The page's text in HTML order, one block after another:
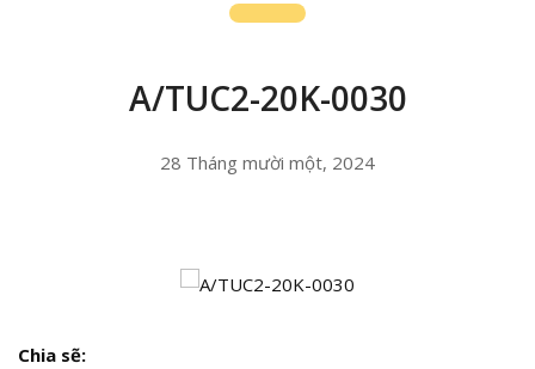
A/TUC2-20K-0030
28 Tháng mười một, 2024
Chia sẽ: